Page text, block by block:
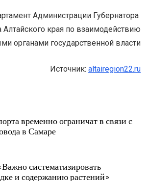
Администрации Губернатора
Алтайского края по взаимодействию
органами государственной власти
Источник: altairegion22.ru
временно ограничат в связи с
в Самаре
систематизировать
и содержанию растений»